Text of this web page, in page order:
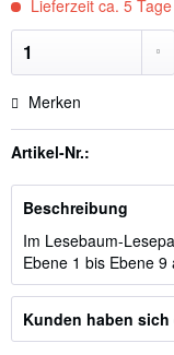
Lieferzeit ca. 5 Tage
Merken
Artikel-Nr.:
Beschreibung
Im Lesebaum-
Ebene 1 bis Ebene
Kunden haben